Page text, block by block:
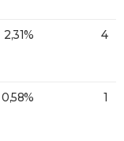
2,31% 4
0,58% 1